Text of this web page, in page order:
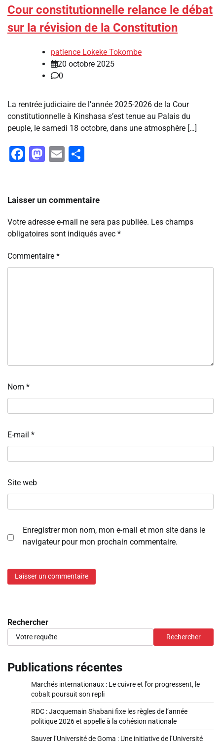
Cour constitutionnelle relance le débat
sur la révision de la Constitution
patience Lokeke Tokombe
20 octobre 2025
0
La rentrée judiciaire de l’année 2025-2026 de la Cour
constitutionnelle à Kinshasa s’est tenue au Palais du
peuple, le samedi 18 octobre, dans une atmosphère […]
Facebook
Mastodon
Email
Laisser un commentaire
Votre adresse e-mail ne sera pas publiée. Les champs
obligatoires sont indiqués avec *
Commentaire *
Nom *
E-mail *
Site web
Enregistrer mon nom, mon e-mail et mon site dans le
navigateur pour mon prochain commentaire.
Rechercher
Rechercher
Publications récentes
Marchés internationaux : Le cuivre et l’or progressent, le
cobalt poursuit son repli
RDC : Jacquemain Shabani fixe les règles de l’année
politique 2026 et appelle à la cohésion nationale
Sauver l’Université de Goma : Une initiative de l’Université